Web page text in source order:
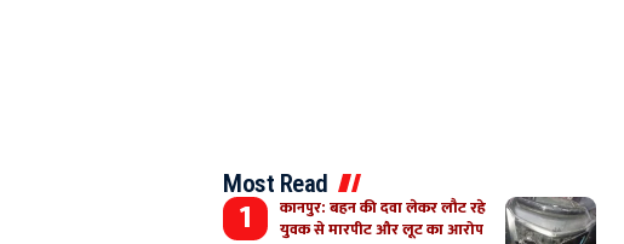
Most Read
कानपुर: बहन की दवा लेकर लौट रहे
युवक से मारपीट और लूट का आरोप